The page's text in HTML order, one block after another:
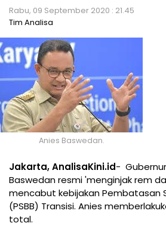
Rabu, 09 September 2020 : 21.45
Tim Analisa
Anies Baswedan.
Jakarta, AnalisaKini.id-
Baswedan resmi 'menginjak rem
mencabut kebijakan Pembatasan
(PSBB) Transisi. Anies
total.